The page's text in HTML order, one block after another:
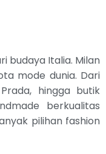
budaya Italia. Milan
mode dunia. Dari
hingga butik
berkualitas
pilihan fashion